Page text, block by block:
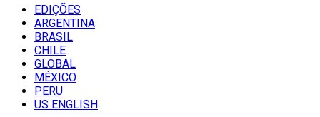
EDIÇÕES
ARGENTINA
BRASIL
CHILE
GLOBAL
MÉXICO
PERU
US ENGLISH